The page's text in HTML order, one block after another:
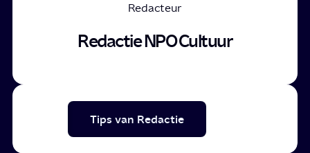
Redacteur
Redactie NPO Cultuur
Tips van Redactie